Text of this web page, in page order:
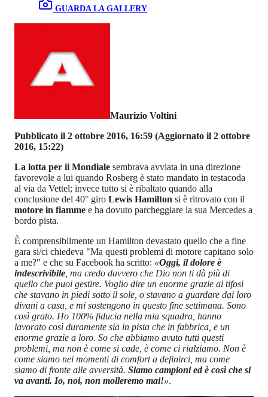
GUARDA LA GALLERY
Maurizio Voltini
Pubblicato il 2 ottobre 2016, 16:59 (Aggiornato il 2 ottobre
2016, 15:22)
La lotta per il Mondiale sembrava avviata in una direzione
favorevole a lui quando Rosberg è stato mandato in testacoda
al via da Vettel; invece tutto si è ribaltato quando alla
conclusione del 40° giro Lewis Hamilton si è ritrovato con il
motore in fiamme e ha dovuto parcheggiare la sua Mercedes a
bordo pista.
È comprensibilmente un Hamilton devastato quello che a fine
gara si/ci chiedeva "Ma questi problemi di motore capitano solo
a me?" e che su Facebook ha scritto: «Oggi, il dolore è
indescrivibile , ma credo davvero che Dio non ti dà più di
quello che puoi gestire. Voglio dire un enorme grazie ai tifosi
che stavano in piedi sotto il sole, o stavano a guardare dai loro
divani a casa, e mi sostengono in questo fine settimana. Sono
così grato. Ho 100% fiducia nella mia squadra, hanno
lavorato così duramente sia in pista che in fabbrica, e un
enorme grazie a loro. So che abbiamo avuto tutti questi
problemi, ma non è come si cade, è come ci rialziamo. Non è
come siamo nei momenti di comfort a definirci, ma come
siamo di fronte alle avversità. Siamo campioni ed è così che si
va avanti. Io, noi, non molleremo mai!».